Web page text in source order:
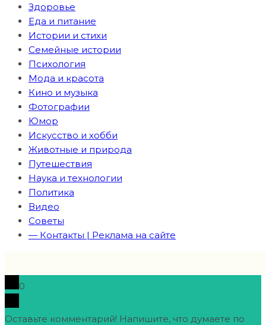
Здоровье
Еда и питание
Истории и стихи
Семейные истории
Психология
Мода и красота
Кино и музыка
Фотографии
Юмор
Искусство и хобби
Животные и природа
Путешествия
Наука и технологии
Политика
Видео
Советы
— Контакты | Реклама на сайте
0
Оставьте комментарий! Напишите, что думаете по